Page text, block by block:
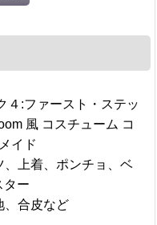
４:ファースト・ステッ
風 コスチューム コ
イド
、上着、ポンチョ、ベ
ター
合皮など